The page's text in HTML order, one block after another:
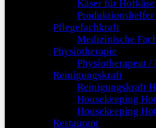
Käser für Hofkäse
Produktionshelfer
Pflegefachkraft
Medizinische
Physiotherapie
Physiotherapeut /
Reinigungskraft
Reinigungskraft
Housekeeping
Housekeeping
Restaurant